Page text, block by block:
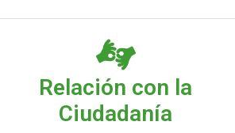
Relación con la
Ciudadanía